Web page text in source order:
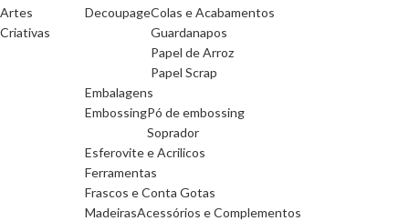
Artes
Criativas
DecoupageColas e Acabamentos
Guardanapos
Papel de Arroz
Papel Scrap
Embalagens
EmbossingPó de embossing
Soprador
Esferovite e Acrilicos
Ferramentas
Frascos e Conta Gotas
MadeirasAcessórios e Complementos